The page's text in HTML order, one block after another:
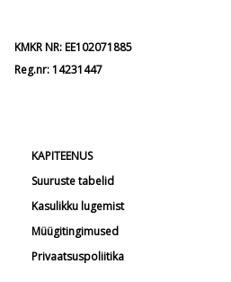
KMKR NR: EE102071885
Reg.nr: 14231447
KAPITEENUS
Suuruste tabelid
Kasulikku lugemist
Müügitingimused
Privaatsuspoliitika